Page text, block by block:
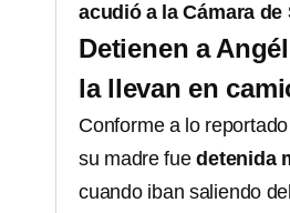
acudió a la Cámara
Detienen a
la llevan en
Conforme a lo
su madre fuedetenida
cuando iban saliendo